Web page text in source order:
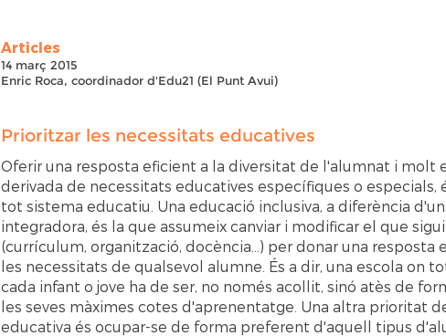
Articles
14 març 2015
Enric Roca, coordinador d'Edu21 (El Punt Avui)
Prioritzar les necessitats educatives
Oferir una resposta eficient a la diversitat de l'alumnat i molt
derivada de necessitats educatives específiques o especials,
tot sistema educatiu. Una educació inclusiva, a diferència
integradora, és la que assumeix canviar i modificar el que
(currículum, organització, docència...) per donar una resposta
les necessitats de qualsevol alumne. És a dir, una escola on
cada infant o jove ha de ser, no només acollit, sinó atès de
les seves màximes cotes d'aprenentatge. Una altra prioritat
educativa és ocupar-se de forma preferent d'aquell tipus